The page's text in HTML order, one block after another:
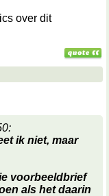
over dit
ik niet, maar
voorbeeldbrief
als het daarin